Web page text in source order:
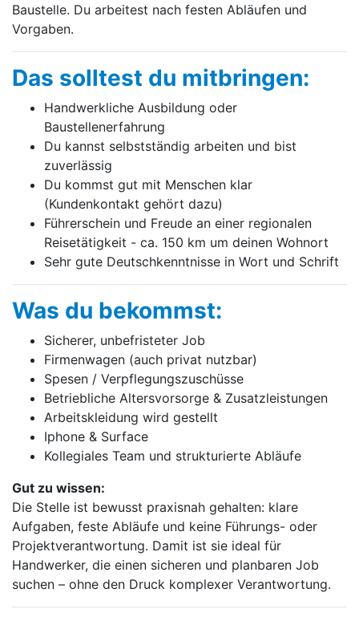
Baustelle. Du arbeitest nach festen Abläufen und
Vorgaben.
Das solltest du mitbringen:
Handwerkliche Ausbildung oder
Baustellenerfahrung
Du kannst selbstständig arbeiten und bist
zuverlässig
Du kommst gut mit Menschen klar
(Kundenkontakt gehört dazu)
Führerschein und Freude an einer regionalen
Reisetätigkeit - ca. 150 km um deinen Wohnort
Sehr gute Deutschkenntnisse in Wort und Schrift
Was du bekommst:
Sicherer, unbefristeter Job
Firmenwagen (auch privat nutzbar)
Spesen / Verpflegungszuschüsse
Betriebliche Altersvorsorge & Zusatzleistungen
Arbeitskleidung wird gestellt
Iphone & Surface
Kollegiales Team und strukturierte Abläufe
Gut zu wissen:
Die Stelle ist bewusst praxisnah gehalten: klare
Aufgaben, feste Abläufe und keine Führungs- oder
Projektverantwortung. Damit ist sie ideal für
Handwerker, die einen sicheren und planbaren Job
suchen – ohne den Druck komplexer Verantwortung.